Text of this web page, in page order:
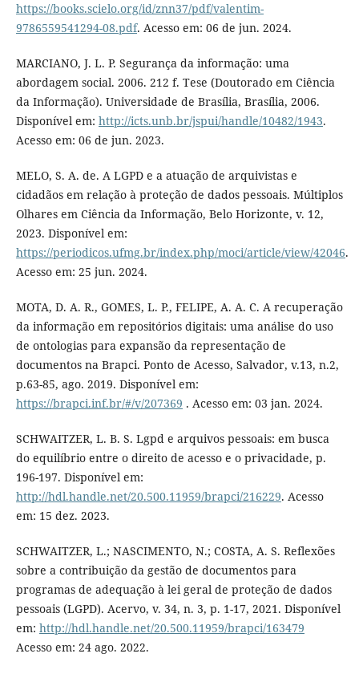
https://books.scielo.org/id/znn37/pdf/valentim-
9786559541294-08.pdf. Acesso em: 06 de jun. 2024.
MARCIANO, J. L. P. Segurança da informação: uma
abordagem social. 2006. 212 f. Tese (Doutorado em Ciência
da Informação). Universidade de Brasília, Brasília, 2006.
Disponível em: http://icts.unb.br/jspui/handle/10482/1943.
Acesso em: 06 de jun. 2023.
MELO, S. A. de. A LGPD e a atuação de arquivistas e
cidadãos em relação à proteção de dados pessoais. Múltiplos
Olhares em Ciência da Informação, Belo Horizonte, v. 12,
2023. Disponível em:
https://periodicos.ufmg.br/index.php/moci/article/view/42046.
Acesso em: 25 jun. 2024.
MOTA, D. A. R., GOMES, L. P., FELIPE, A. A. C. A recuperação
da informação em repositórios digitais: uma análise do uso
de ontologias para expansão da representação de
documentos na Brapci. Ponto de Acesso, Salvador, v.13, n.2,
p.63-85, ago. 2019. Disponível em:
https://brapci.inf.br/#/v/207369 . Acesso em: 03 jan. 2024.
SCHWAITZER, L. B. S. Lgpd e arquivos pessoais: em busca
do equilíbrio entre o direito de acesso e o privacidade, p.
196-197. Disponível em:
http://hdl.handle.net/20.500.11959/brapci/216229. Acesso
em: 15 dez. 2023.
SCHWAITZER, L.; NASCIMENTO, N.; COSTA, A. S. Reflexões
sobre a contribuição da gestão de documentos para
programas de adequação à lei geral de proteção de dados
pessoais (LGPD). Acervo, v. 34, n. 3, p. 1-17, 2021. Disponível
em: http://hdl.handle.net/20.500.11959/brapci/163479
Acesso em: 24 ago. 2022.